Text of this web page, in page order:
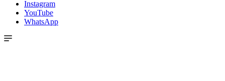
Instagram
YouTube
WhatsApp